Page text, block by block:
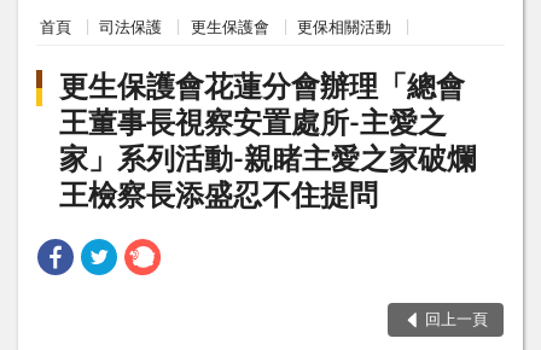
首頁 司法保護 更生保護會 更保相關活動
更生保護會花蓮分會辦理「總會
王董事長視察安置處所-主愛之
家」系列活動-親睹主愛之家破爛
王檢察長添盛忍不住提問
回上一頁